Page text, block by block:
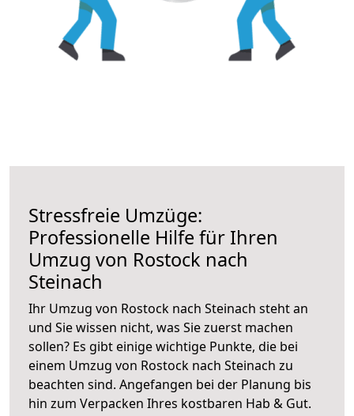
Stressfreie Umzüge:
Professionelle Hilfe für Ihren
Umzug von Rostock nach
Steinach
Ihr Umzug von Rostock nach Steinach steht an
und Sie wissen nicht, was Sie zuerst machen
sollen? Es gibt einige wichtige Punkte, die bei
einem Umzug von Rostock nach Steinach zu
beachten sind. Angefangen bei der Planung bis
hin zum Verpacken Ihres kostbaren Hab & Gut.